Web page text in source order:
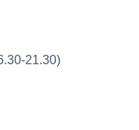
21.30)